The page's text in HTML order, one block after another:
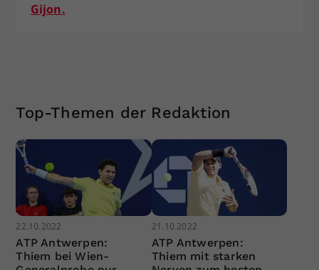
Gijon.
Top-Themen der Redaktion
22.10.2022
ATP Antwerpen:
Thiem bei Wien-
21.10.2022
ATP Antwerpen:
Thiem mit starken